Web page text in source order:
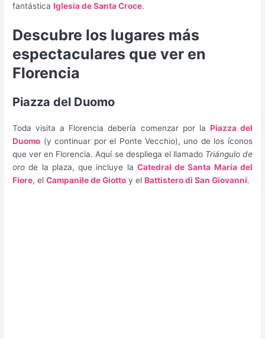
fantásticaIglesia de Santa Croce.
Descubre los lugares más
espectaculares que ver en
Florencia
Piazza del Duomo
Toda visita a Florencia debería comenzar por la Piazza del
Duomo (y continuar por el Ponte Vecchio), uno de los íconos
que ver en Florencia. Aquí se despliega el llamado Triángulo de
oro de la plaza, que incluye la Catedral de Santa María del
Fiore, elCampanile de Giotto y elBattistero di San Giovanni.